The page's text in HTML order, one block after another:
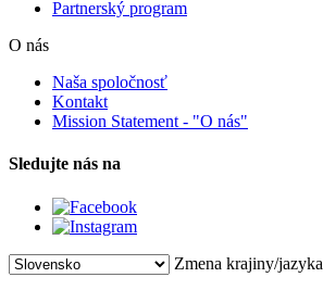
Partnerský program
O nás
Naša spoločnosť
Kontakt
Mission Statement - "O nás"
Sledujte nás na
Zmena krajiny/jazyka